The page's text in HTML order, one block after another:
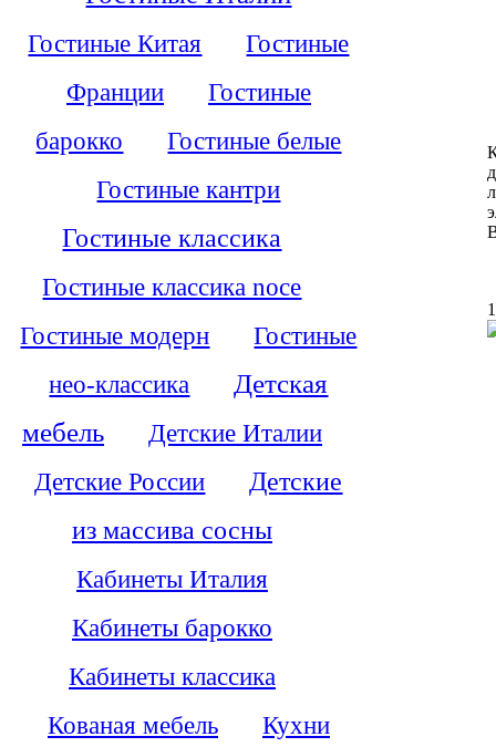
Гостиные Китая
Гостиные
Франции
Гостиные
барокко
Гостиные белые
Гостиные кантри
Гостиные классика
Гостиные классика noce
Гостиные модерн
Гостиные
нео-классика
Детская
мебель
Детские Италии
Детские России
Детские
из массива сосны
Кабинеты Италия
Кабинеты барокко
Кабинеты классика
Кованая мебель
Кухни